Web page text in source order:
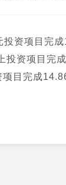
资项目完成
投资项目完
目完成